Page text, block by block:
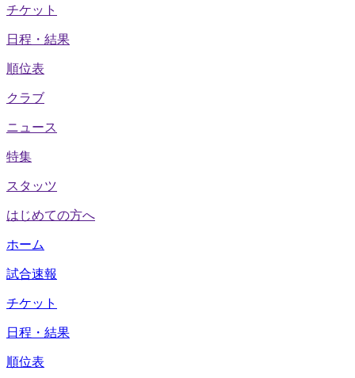
チケット
日程・結果
順位表
クラブ
ニュース
特集
スタッツ
はじめての方へ
ホーム
試合速報
チケット
日程・結果
順位表